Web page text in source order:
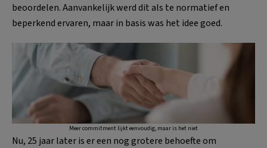
beoordelen. Aanvankelijk werd dit als te normatief en
beperkend ervaren, maar in basis was het idee goed.
Meer commitment lijkt eenvoudig, maar is het niet
Nu, 25 jaar later is er een nog grotere behoefte om